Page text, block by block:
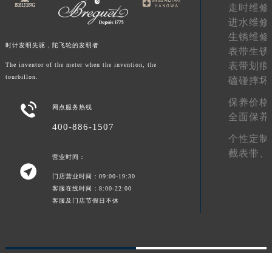
甘肃省嘉峪关市雄关区新华中路宝玑售后服务中心（需提前预约）
甘肃省金昌市金川区北京路宝玑售后服务中心（需提前预约）
甘肃省酒泉市肃州区西大街宝玑售后服务中心（需提前预约）
甘肃省临夏市城南街道团结路宝玑售后服务中心（需提前预约）
甘肃省陇南市武都区人民路宝玑售后服务中心（需提前预约）
甘肃省庆阳市西峰区南大街宝玑售后服务中心（需提前预约）
甘肃省天水市秦州区民主路宝玑售后服务中心（需提前预约）
宁夏回族自治区中卫市沙坡头区鼓楼东街宝玑售后服务中心（需提前预约）
时计发明先驱，陀飞轮的发明者
The inventor of the meter when the invention, the
tourbillon.
 网点服务热线
400-886-1507

营业时间：
门店营业时间：09:00-19:30
客服在线时间：8:00-22:00
客服及门店节假日不休
走时维修
进水维修
生锈维修
表带生锈
表带划痕
磕碰摔坏
保养价格
全面保养
个性定制
截表带、